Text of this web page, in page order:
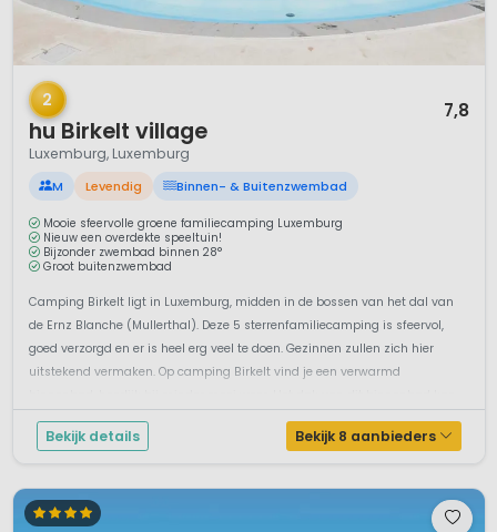
1 / 12
2
hu Birkelt village
7,8
Luxemburg, Luxemburg
M Levendig Binnen- & Buitenzwembad
Mooie sfeervolle groene familiecamping Luxemburg
Nieuw een overdekte speeltuin!
Bijzonder zwembad binnen 28°
Groot buitenzwembad
Camping Birkelt ligt in Luxemburg, midden in de bossen van het dal van
de Ernz Blanche (Mullerthal). Deze 5 sterrenfamiliecamping is sfeervol,
goed verzorgd en er is heel erg veel te doen. Gezinnen zullen zich hier
uitstekend vermaken. Op camping Birkelt vind je een verwarmd
ti...
Bekijk details Bekijk 8 aanbieders